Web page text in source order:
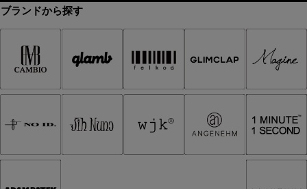
ブランドから探す